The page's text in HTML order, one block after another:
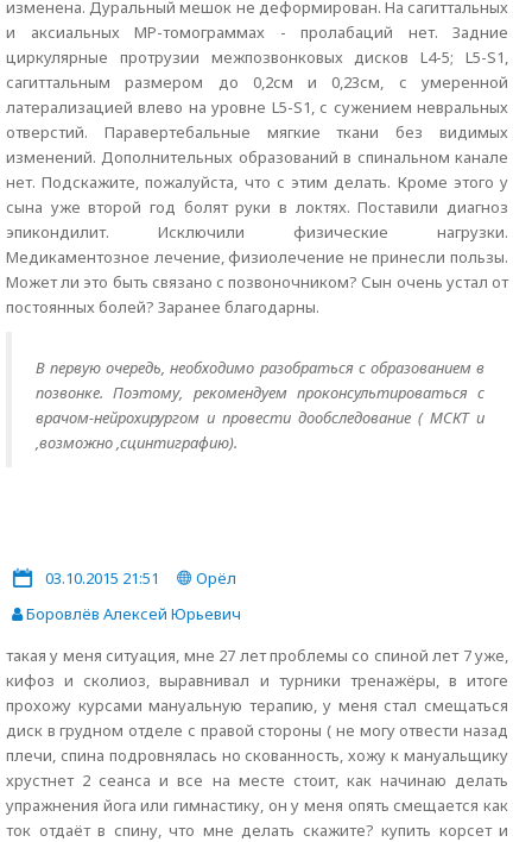
изменена. Дуральный мешок не деформирован. На сагиттальных
и аксиальных МР-томограммах - пролабаций нет. Задние
циркулярные протрузии межпозвонковых дисков L4-5; L5-S1,
сагиттальным размером до 0,2см и 0,23см, с умеренной
латерализацией влево на уровне L5-S1, с сужением невральных
отверстий. Паравертебальные мягкие ткани без видимых
изменений. Дополнительных образований в спинальном канале
нет. Подскажите, пожалуйста, что с этим делать. Кроме этого у
сына уже второй год болят руки в локтях. Поставили диагноз
эпикондилит. Исключили физические нагрузки.
Медикаментозное лечение, физиолечение не принесли пользы.
Может ли это быть связано с позвоночником? Сын очень устал от
постоянных болей? Заранее благодарны.
В первую очередь, необходимо разобраться с образованием в
позвонке. Поэтому, рекомендуем проконсультироваться с
врачом-нейрохирургом и провести дообследование ( МСКТ и
,возможно ,сцинтиграфию).
03.10.2015 21:51
Орёл
Боровлёв Алексей Юрьевич
такая у меня ситуация, мне 27 лет проблемы со спиной лет 7 уже,
кифоз и сколиоз, выравнивал и турники тренажёры, в итоге
прохожу курсами мануальную терапию, у меня стал смещаться
диск в грудном отделе с правой стороны ( не могу отвести назад
плечи, спина подровнялась но скованность, хожу к мануальщику
хрустнет 2 сеанса и все на месте стоит, как начинаю делать
упражнения йога или гимнастику, он у меня опять смещается как
ток отдаёт в спину, что мне делать скажите? купить корсет и